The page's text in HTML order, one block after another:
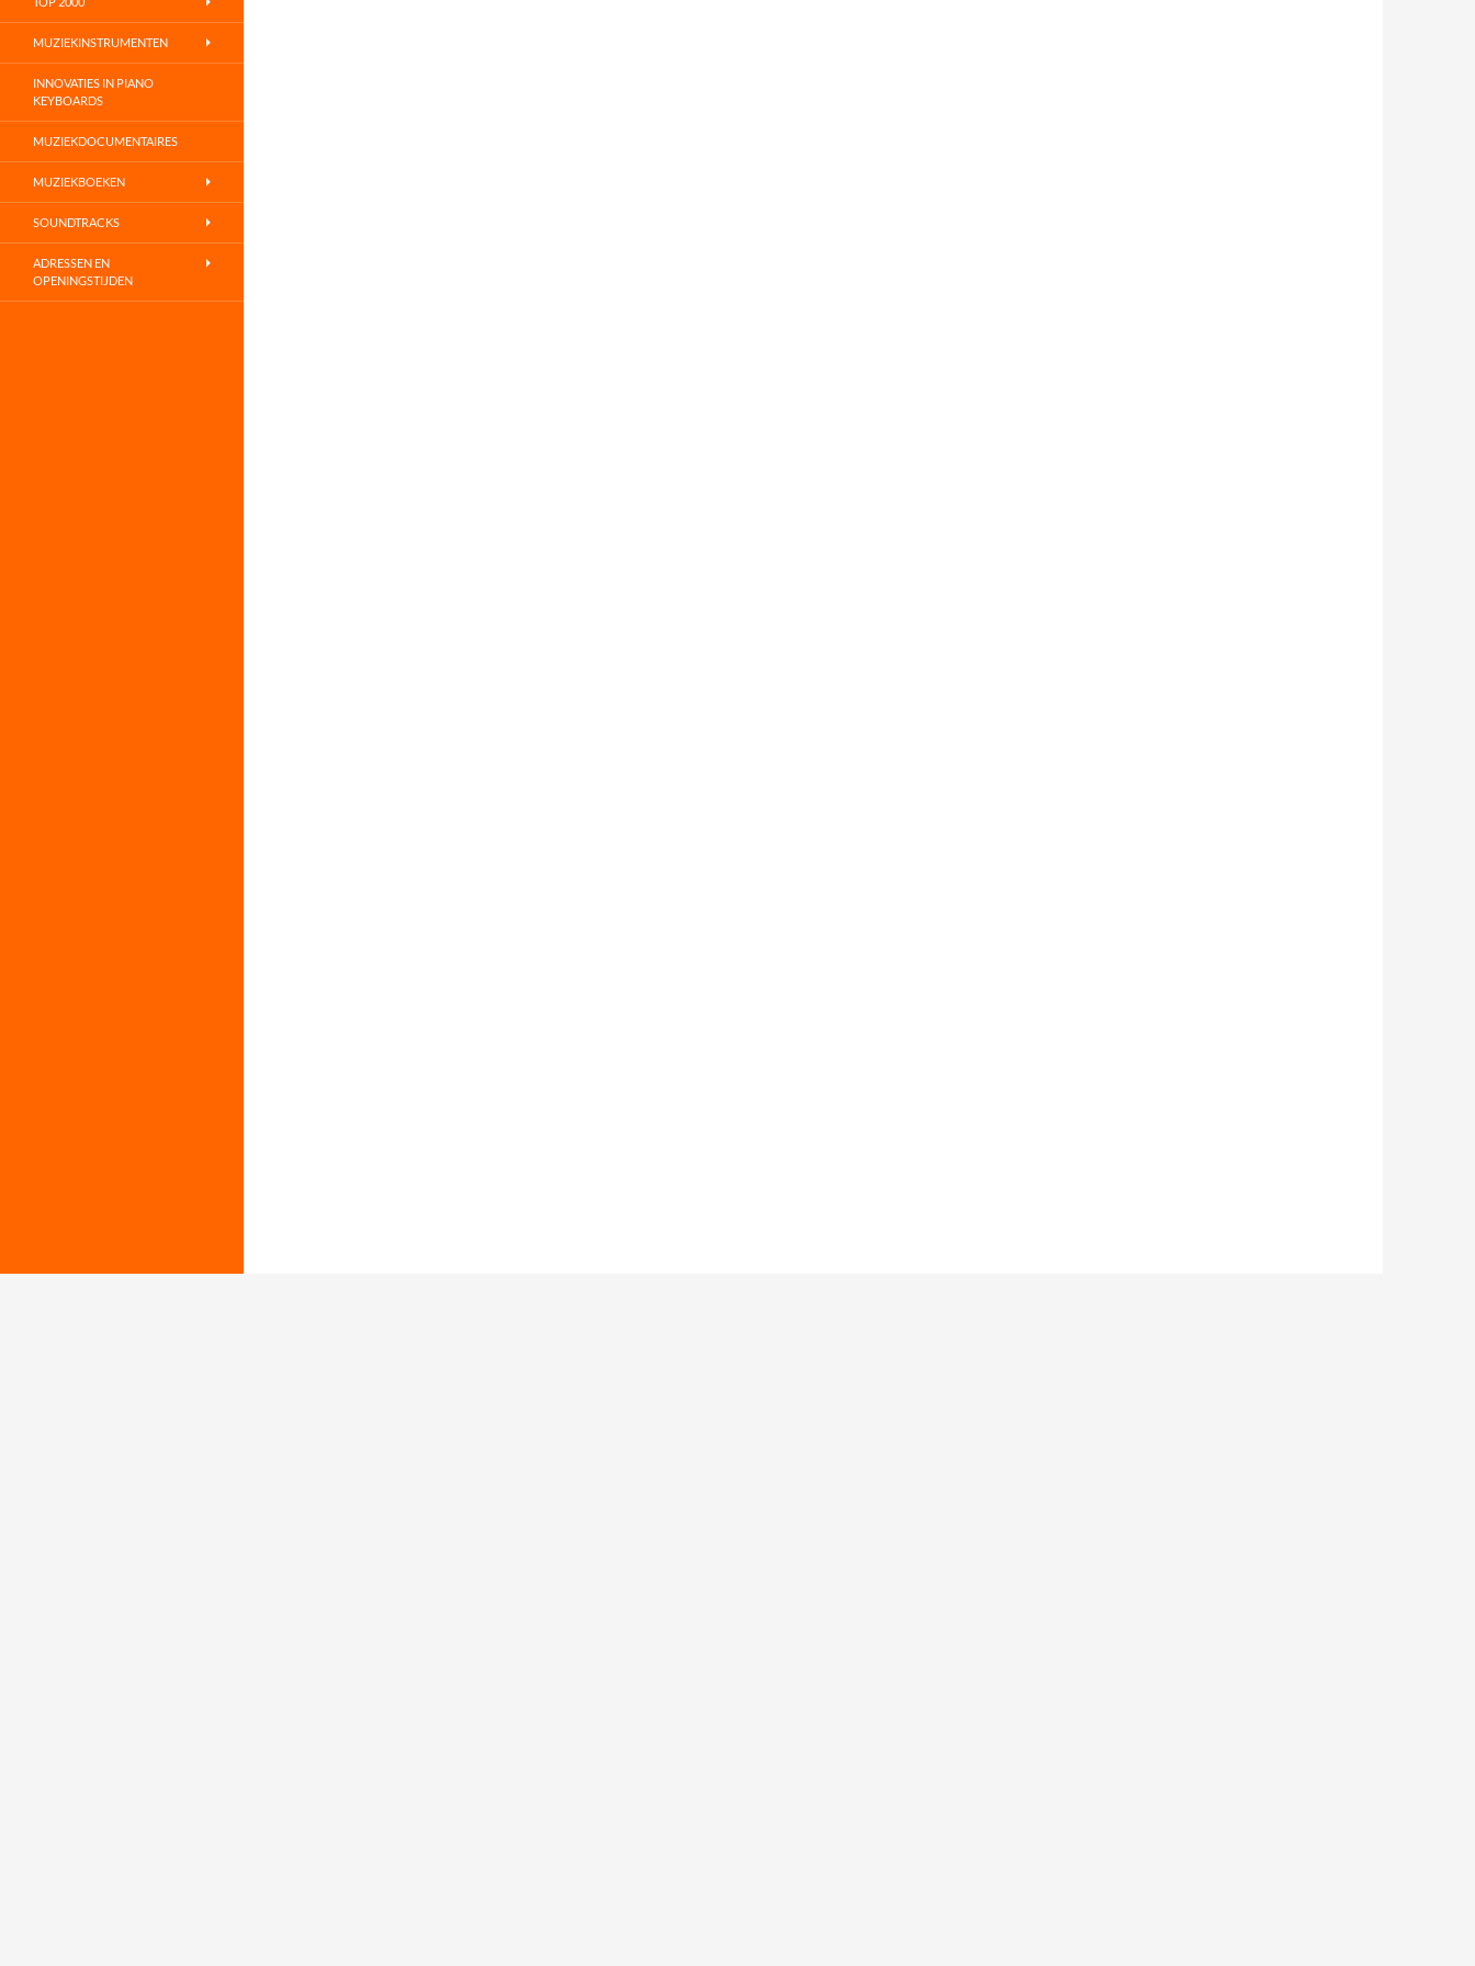
MUZIEKINSTRUMENTEN
INNOVATIES IN PIANO
KEYBOARDS
MUZIEKDOCUMENTAIRES
MUZIEKBOEKEN
SOUNDTRACKS
ADRESSEN EN
OPENINGSTIJDEN